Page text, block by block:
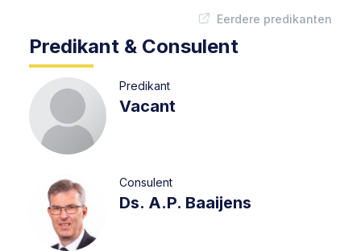
Predikant & Consulent
Eerdere predikanten
Predikant
Vacant
Consulent
Ds. A.P. Baaijens